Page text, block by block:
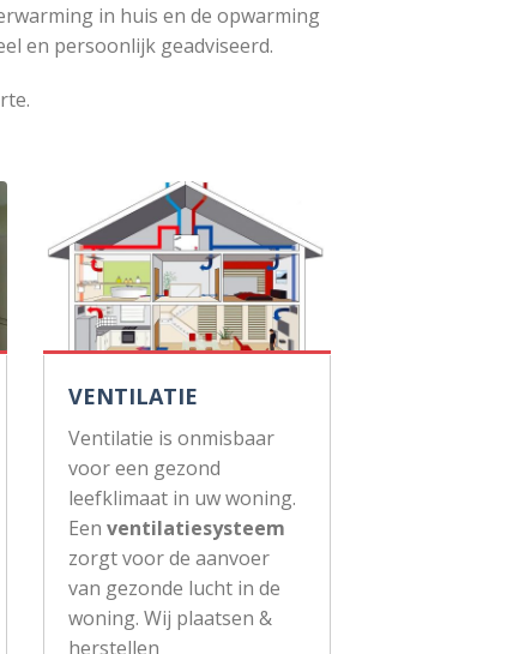
in huis en de opwarming
en persoonlijk geadviseerd.
VENTILATIE
Ventilatie is onmisbaar
voor een gezond
leefklimaat in uw woning.
Een ventilatiesysteem
zorgt voor de aanvoer
van gezonde lucht in de
woning. Wij plaatsen &
herstellen